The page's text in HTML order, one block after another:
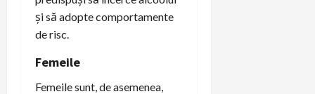
și să adopte comportamente
de risc.
Femeile
Femeile sunt, de asemenea,